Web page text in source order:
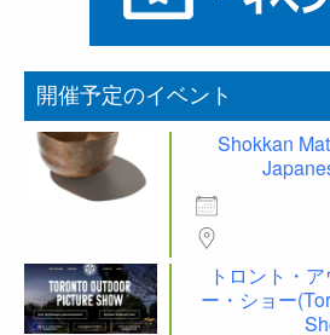
開催予定のイベント
Shokkan
トロント・
ー・ショー